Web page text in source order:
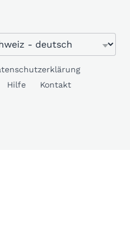
Hilfe Kontakt